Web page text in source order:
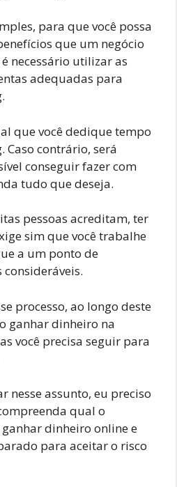
para que você possa
que um negócio
necessário utilizar as
adequadas para
que você dedique tempo
Caso contrário, será
conseguir fazer com
tudo que deseja.
pessoas acreditam, ter
sim que você trabalhe
a um ponto de
processo, ao longo deste
ganhar dinheiro na
você precisa seguir para
nesse assunto, eu preciso
qual o
dinheiro online e
para aceitar o risco